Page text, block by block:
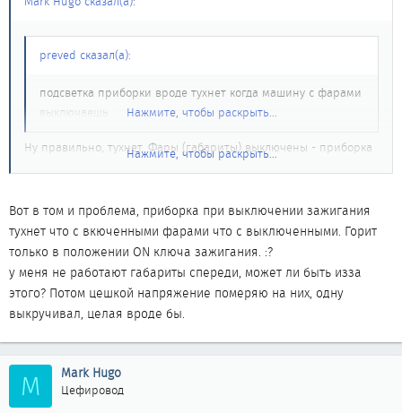
preved сказал(а):
подсветка приборки вроде тухнет когда машину с фарами
выключаешь
Нажмите, чтобы раскрыть...
Ну правильно, тухнет. Фары (габариты) выключены - приборка
Или я неправильно суть вопроса понял?
Нажмите, чтобы раскрыть...
Вот в том и проблема, приборка при выключении зажигания
тухнет что с вкюченными фарами что с выключенными. Горит
только в положении ON ключа зажигания. :?
у меня не работают габариты спереди, может ли быть изза
этого? Потом цешкой напряжение померяю на них, одну
выкручивал, целая вроде бы.
M Mark Hugo
Цефировод